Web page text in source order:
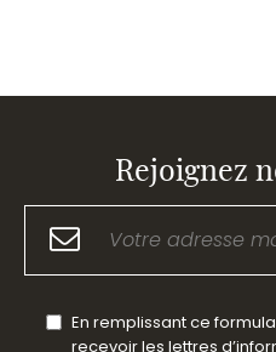
Rejoignez
En remplissant ce
recevoir les lettres